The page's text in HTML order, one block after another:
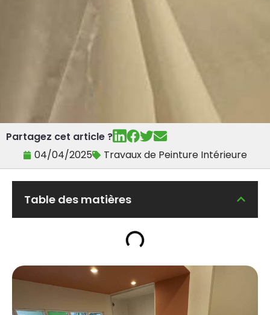
Partagez cet article ?
04/04/2025
Travaux de Peinture Intérieure
Table des matières